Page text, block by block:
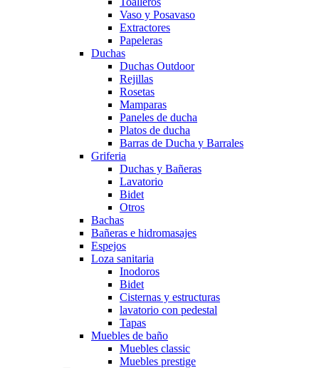
Vaso y Posavaso
Extractores
Papeleras
Duchas
Duchas Outdoor
Rejillas
Rosetas
Mamparas
Paneles de ducha
Platos de ducha
Barras de Ducha y Barrales
Griferia
Duchas y Bañeras
Lavatorio
Bidet
Otros
Bachas
Bañeras e hidromasajes
Espejos
Loza sanitaria
Inodoros
Bidet
Cisternas y estructuras
lavatorio con pedestal
Tapas
Muebles de baño
Muebles classic
Muebles prestige